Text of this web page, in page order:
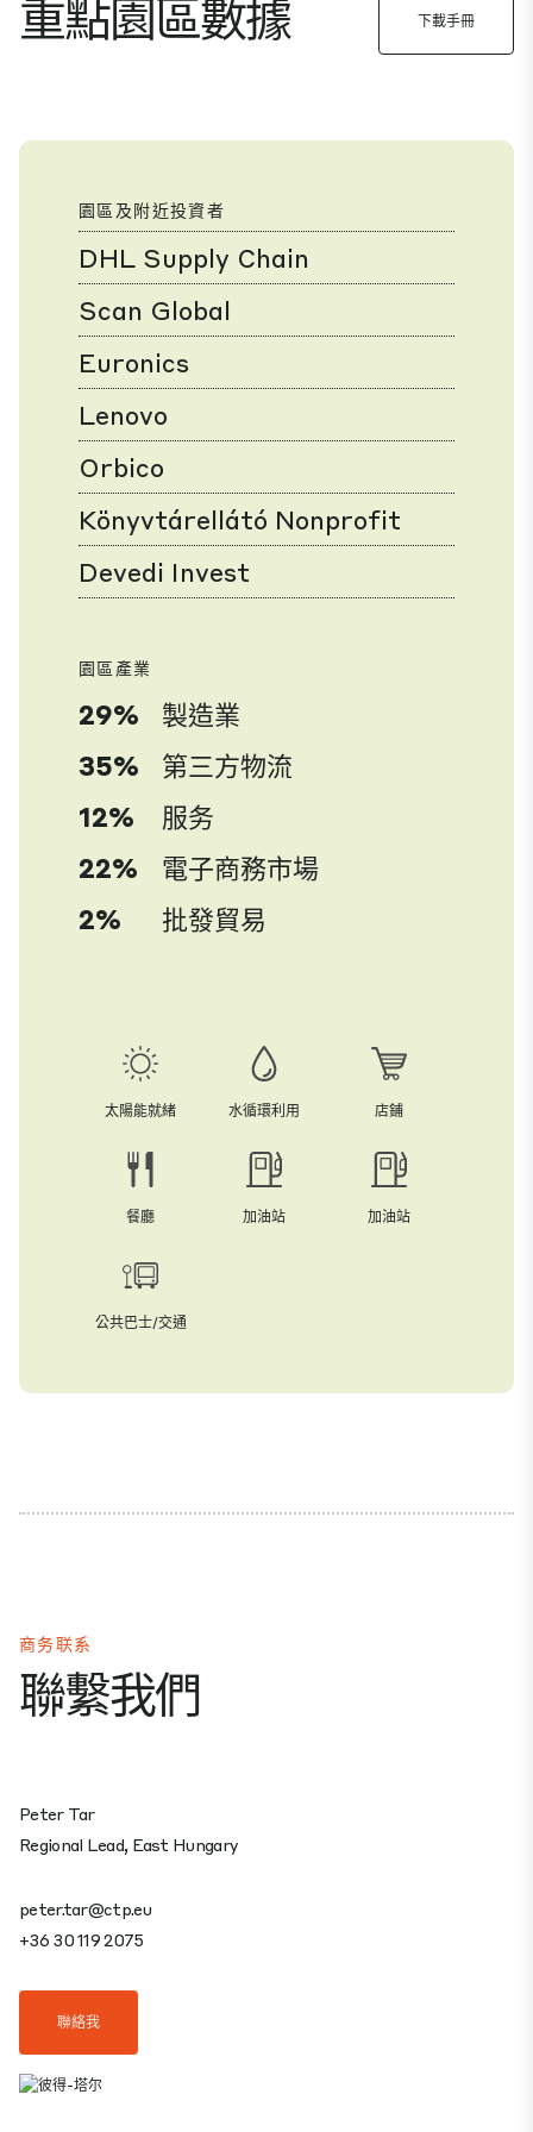
重點園區數據 下載手冊
園區及附近投資者
DHL Supply Chain
Scan Global
Euronics
Lenovo
Orbico
Könyvtárellátó Nonprofit
Devedi Invest
園區產業
29%
製造業
35%
第三方物流
12%
服务
22%
電子商務市場
2%
批發貿易
太陽能就緒 水循環利用 店鋪
餐廳 加油站 加油站
公共巴士/交通
商务联系
聯繫我們
Peter Tar
Regional Lead, East Hungary
peter.tar@ctp.eu
+36 30 119 2075
聯絡我